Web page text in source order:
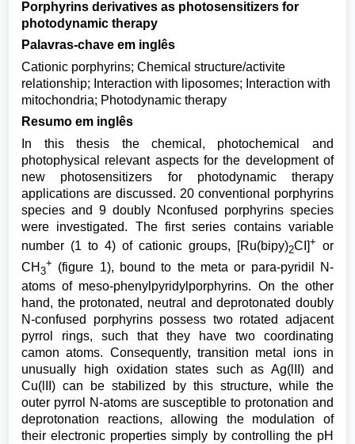
Porphyrins derivatives as photosensitizers for
photodynamic therapy
Palavras-chave em inglês
Cationic porphyrins; Chemical structure/activite
relationship; Interaction with liposomes; Interaction with
mitochondria; Photodynamic therapy
Resumo em inglês
In this thesis the chemical, photochemical and
photophysical relevant aspects for the development of
new photosensitizers for photodynamic therapy
applications are discussed. 20 conventional porphyrins
species and 9 doubly Nconfused porphyrins species
were investigated. The first series contains variable
number (1 to 4) of cationic groups, [Ru(bipy)2CI]+ or
CH3
+ (figure 1), bound to the meta or para-pyridil N-
atoms of meso-phenylpyridylporphyrins. On the other
hand, the protonated, neutral and deprotonated doubly
N-confused porphyrins possess two rotated adjacent
pyrrol rings, such that they have two coordinating
camon atoms. Consequently, transition metal ions in
unusually high oxidation states such as Ag(lII) and
Cu(lII) can be stabilized by this structure, while the
outer pyrrol N-atoms are susceptible to protonation and
deprotonation reactions, allowing the modulation of
their electronic properties simply by controlling the pH